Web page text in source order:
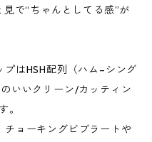
で“ちゃんとしてる感”が
はHSH配列（ハム–シング
いいクリーン/カッティン
。
ョーキングビブラートや